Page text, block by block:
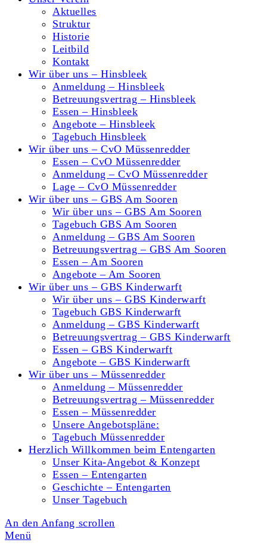
Aktuelles
Struktur
Historie
Leitbild
Kontakt
Wir über uns – Hinsbleek
Anmeldung – Hinsbleek
Betreuungsvertrag – Hinsbleek
Essen – Hinsbleek
Angebote – Hinsbleek
Tagebuch Hinsbleek
Wir über uns – CvO Müssenredder
Essen – CvO Müssenredder
Anmeldung – CvO Müssenredder
Lage – CvO Müssenredder
Wir über uns – GBS Am Sooren
Wir über uns – GBS Am Sooren
Tagebuch GBS Am Sooren
Anmeldung – GBS Am Sooren
Betreuungsvertrag – GBS Am Sooren
Essen – Am Sooren
Angebote – Am Sooren
Wir über uns – GBS Kinderwarft
Wir über uns – GBS Kinderwarft
Tagebuch GBS Kinderwarft
Anmeldung – GBS Kinderwarft
Betreuungsvertrag – GBS Kinderwarft
Essen – GBS Kinderwarft
Angebote – GBS Kinderwarft
Wir über uns – Müssenredder
Anmeldung – Müssenredder
Betreuungsvertrag – Müssenredder
Essen – Müssenredder
Unsere Angebotspläne:
Tagebuch Müssenredder
Herzlich Willkommen beim Entengarten
Unser Kita-Angebot & Konzept
Essen – Entengarten
Geschichte – Entengarten
Unser Tagebuch
An den Anfang scrollen
Menü